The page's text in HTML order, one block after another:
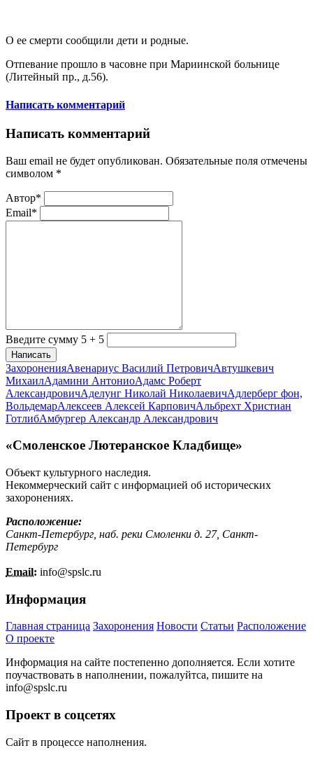
О ее смерти сообщили дети и родные.
Отпевание прошло в часовне при Мариинской больнице
(Литейный пр., д.56).
Написать комментарий
Написать комментарий
Ваш email не будет опубликован. Обязательные поля отмечены
символом *
Автор*
Email*
Введите сумму 5 + 5
Написать
ЗахороненияАвенариус Василий ПетровичАвтушкевич
МихаилАдамини АнтониоАдамс Роберт
АлександровичАделунг Николай НиколаевичАдлерберг фон,
ВольдемарАлексеев Алексей КарповичАльбрехт Христиан
ГотлибАмбургер Александр Александрович
«Смоленское Лютеранское Кладбище»
Объект культурного наследия.
Некоммерческий сайт с информацией об исторических
захоронениях.
Расположение:
Санкт-Петербург, наб. реки Смоленки д. 27, Санкт-
Петербург
Email: info@spslc.ru
Информация
Главная страница Захоронения Новости Статьи Расположение
О проекте
Информация на сайте постепенно дополняется. Если хотите
поучаствовать в наполнении, пожалуйтса, пишите на
info@spslc.ru
Проект в соцсетях
Сайт в процессе наполнения.